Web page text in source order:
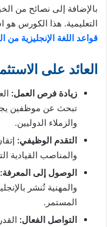
بالإضافة إلى نصائح من
التعليمية. هذا الكورس
قواعد اللغة الإنجليزية
العائد على
زيادة فرص العمل:
تبحث عن موظفين
والزملاء الدوليين.
التقدم الوظيفي:
والمناصب القيادية
الوصول إلى المعرفة:
والمهنية تُنشر
المستمر.
التواصل الفعال: